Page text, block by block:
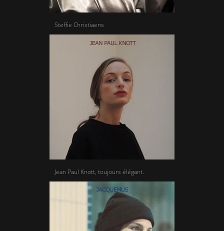
Steffie Christiaens
Jean Paul Knott, toujours élégant.